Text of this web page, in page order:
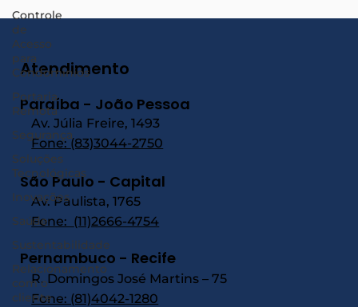
Controle
de
Acesso
para
Condomínios
Portaria
Remota
Segurança
Soluções
Tecnológicas
Inovações
Saúde
Sustentabilidade
Relacionamento
com o
cliente
Atendimento
Paraíba - João Pessoa
Av. Júlia Freire, 1493
Fone:(83)3044-2750
São Paulo - Capital
Av. Paulista, 1765
Fone: (11)2666-4754
Pernambuco - Recife
R. Domingos José Martins – 75
Fone: (81)4042-1280